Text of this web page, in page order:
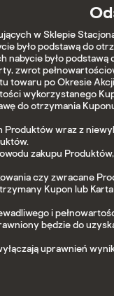
w Sklepie
było podstawą do
było
zwrot
towaru po Okresie
wykorzystanego
do otrzymania
wraz z
zakupu
czy zwracane
Kupon lub
i
będzie do
uprawnień